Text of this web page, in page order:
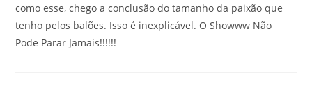
como esse, chego a conclusão do tamanho da paixão que
tenho pelos balões. Isso é inexplicável. O Showww Não
Pode Parar Jamais!!!!!!